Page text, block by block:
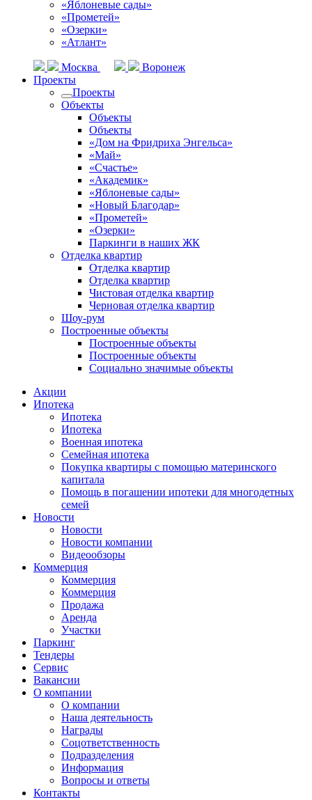
«Яблоневые сады»
«Прометей»
«Озерки»
«Атлант»
Москва
Воронеж
Проекты
Проекты
Объекты
Объекты
Объекты
«Дом на Фридриха Энгельса»
«Май»
«Счастье»
«Академик»
«Яблоневые сады»
«Новый Благодар»
«Прометей»
«Озерки»
Паркинги в наших ЖК
Отделка квартир
Отделка квартир
Отделка квартир
Чистовая отделка квартир
Черновая отделка квартир
Шоу-рум
Построенные объекты
Построенные объекты
Построенные объекты
Социально значимые объекты
Акции
Ипотека
Ипотека
Ипотека
Военная ипотека
Семейная ипотека
Покупка квартиры с помощью материнского
капитала
Помощь в погашении ипотеки для многодетных
семей
Новости
Новости
Новости компании
Видеообзоры
Коммерция
Коммерция
Коммерция
Продажа
Аренда
Участки
Паркинг
Тендеры
Сервис
Вакансии
О компании
О компании
Наша деятельность
Награды
Соцответственность
Подразделения
Информация
Вопросы и ответы
Контакты